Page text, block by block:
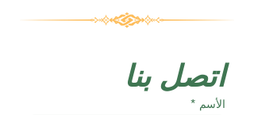
اتصل بنا
الأسم *